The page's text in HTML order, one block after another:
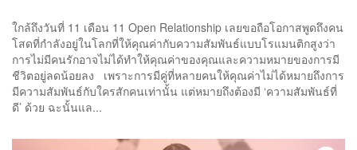
ใกล้ถึงวันที่ 11 เดือน 11 Open Relationship เลยขอถือโอกาสพูดถึงคน
โสดที่กำลังอยู่ในโลกที่ให้คุณค่ากับความสัมพันธ์แบบโรแมนติกสูงว่า
การไม่มีคนรักอาจไม่ได้ทำให้คุณค่าของคุณและความหมายของการมี
ชีวิตอยู่ลดน้อยลง เพราะการมีคู่ที่หลายคนให้คุณค่าไม่ได้หมายถึงการ
มีความสัมพันธ์กับใครสักคนเท่านั้น แต่หมายถึงต้องมี ‘ความสัมพันธ์ที่
ดี’ ด้วย ฉะนั้นแล...